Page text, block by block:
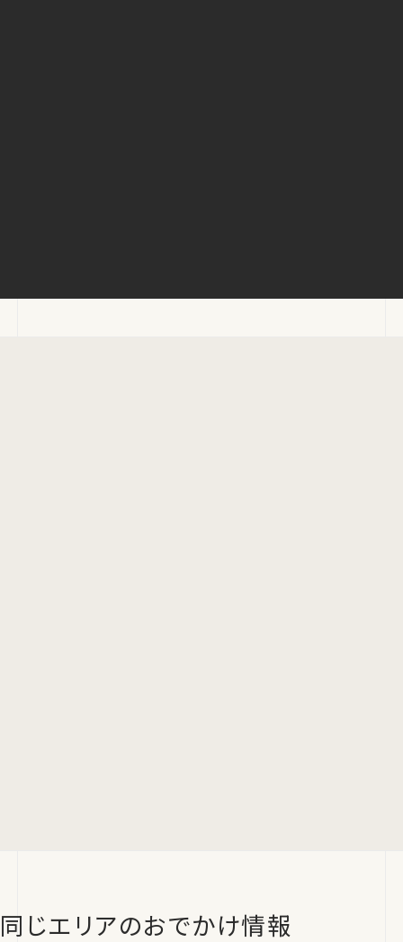
同じエリアのおでかけ情報